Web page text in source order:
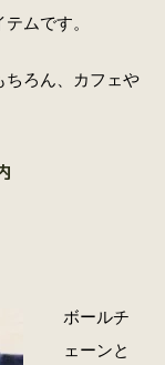
ムです。
ちろん、カフェや
ボールチ
ェーンと